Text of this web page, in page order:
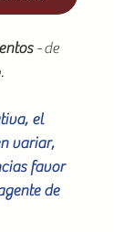
- de
el
variar,
favor
de